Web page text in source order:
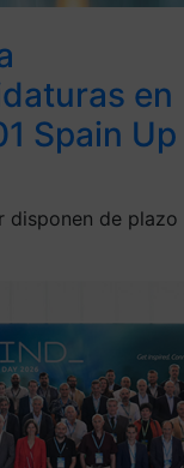
en
Spain Up
disponen de plazo